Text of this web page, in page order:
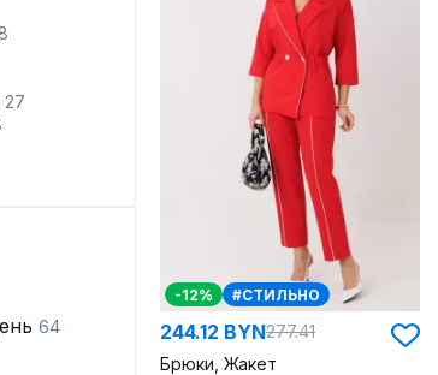
27
64
-12% #СТИЛЬНО
244.12 BYN277.41
Брюки, Жакет